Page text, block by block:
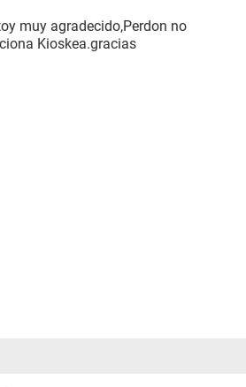
muy agradecido,Perdon no
Kioskea.gracias